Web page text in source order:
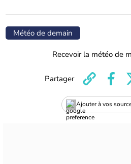
Météo de demain
Recevoir la météo de
Ajouter à vos
Partager